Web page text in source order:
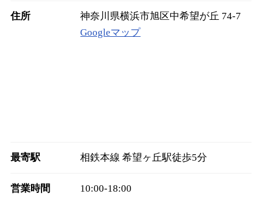
住所
神奈川県横浜市旭区中希望が丘 74-7
Googleマップ
最寄駅 相鉄本線 希望ヶ丘駅徒歩5分
営業時間 10:00‐18:00